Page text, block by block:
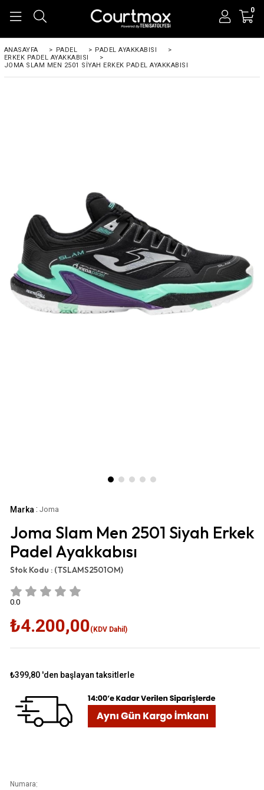
0
ANASAYFA > PADEL > PADEL AYAKKABISI
>
ERKEK PADEL AYAKKABISI
>
JOMA SLAM MEN 2501 SIYAH ERKEK PADEL AYAKKABISI
Marka : Joma
Joma Slam Men 2501 Siyah Erkek
Padel Ayakkabısı
Stok Kodu : (TSLAMS2501OM)
0.0
₺4.200,00(KDV Dahil)
₺399,80 'den başlayan taksitlerle
Numara: